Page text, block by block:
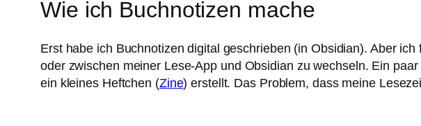
Wie ich Buchnotizen mache
Erst habe ich Buchnotizen digital geschrieben (in Obsidian). Aber
oder zwischen meiner Lese-App und Obsidian zu wechseln. Ein
ein kleines Heftchen (Zine) erstellt. Das Problem, dass meine